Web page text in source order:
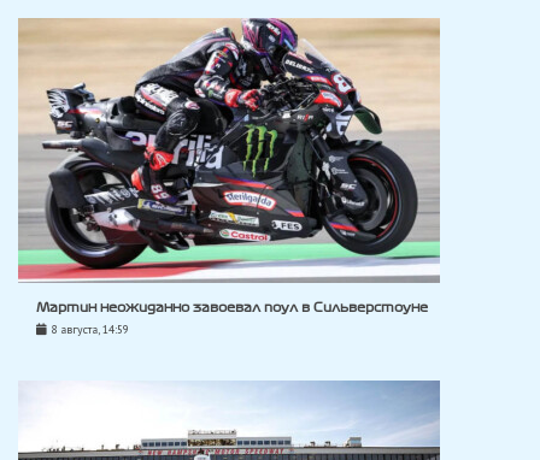
Мартин неожиданно завоевал поул в Сильверстоуне
8 августа, 14:59